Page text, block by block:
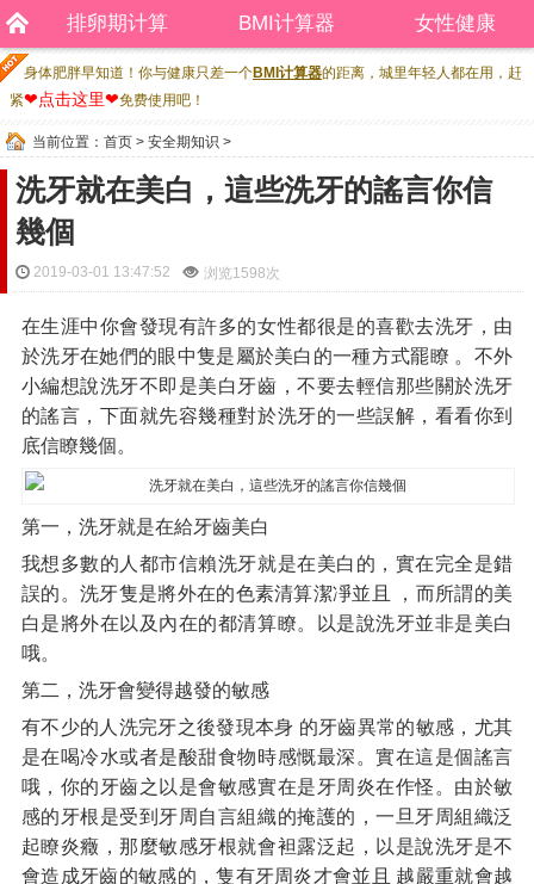
排卵期计算 BMI计算器 女性健康
身体肥胖早知道！你与健康只差一个BMI计算器的距离，城里年轻人都在用，赶
紧❤点击这里❤免费使用吧！
当前位置： 首页 > 安全期知识 >
洗牙就在美白，這些洗牙的謠言你信
幾個
2019-03-01 13:47:52 浏览1598次
在生涯中你會發現有許多的女性都很是的喜歡去洗牙，由
於洗牙在她們的眼中隻是屬於美白的一種方式罷瞭 。不外
小編想說洗牙不即是美白牙齒，不要去輕信那些關於洗牙
的謠言，下面就先容幾種對於洗牙的一些誤解，看看你到
底信瞭幾個。
第一，洗牙就是在給牙齒美白
我想多數的人都市信賴洗牙就是在美白的，實在完全是錯
誤的。洗牙隻是將外在的色素清算潔凈並且 ，而所謂的美
白是將外在以及內在的都清算瞭。以是說洗牙並非是美白
哦。
第二，洗牙會變得越發的敏感
有不少的人洗完牙之後發現本身 的牙齒異常的敏感，尤其
是在喝冷水或者是酸甜食物時感慨最深。實在這是個謠言
哦，你的牙齒之以是會敏感實在是牙周炎在作怪。由於敏
感的牙根是受到牙周自言組織的掩護的，一旦牙周組織泛
起瞭炎癥，那麼敏感牙根就會袒露泛起，以是說洗牙是不
會造成牙齒的敏感的，隻有牙周炎才會並且 越嚴重就會越